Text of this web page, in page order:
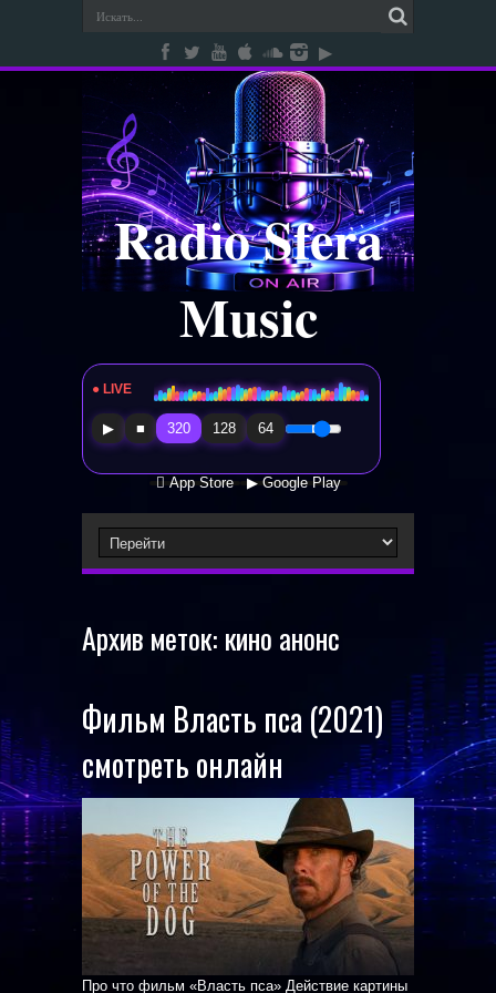
Radio Sfera
Music
● LIVE Radio Sfera Music
▶ ■ 320 128 64
 App Store ▶ Google Play
Архив меток: кино анонс
Фильм Власть пса (2021)
смотреть онлайн
Про что фильм «Власть пса» Действие картины